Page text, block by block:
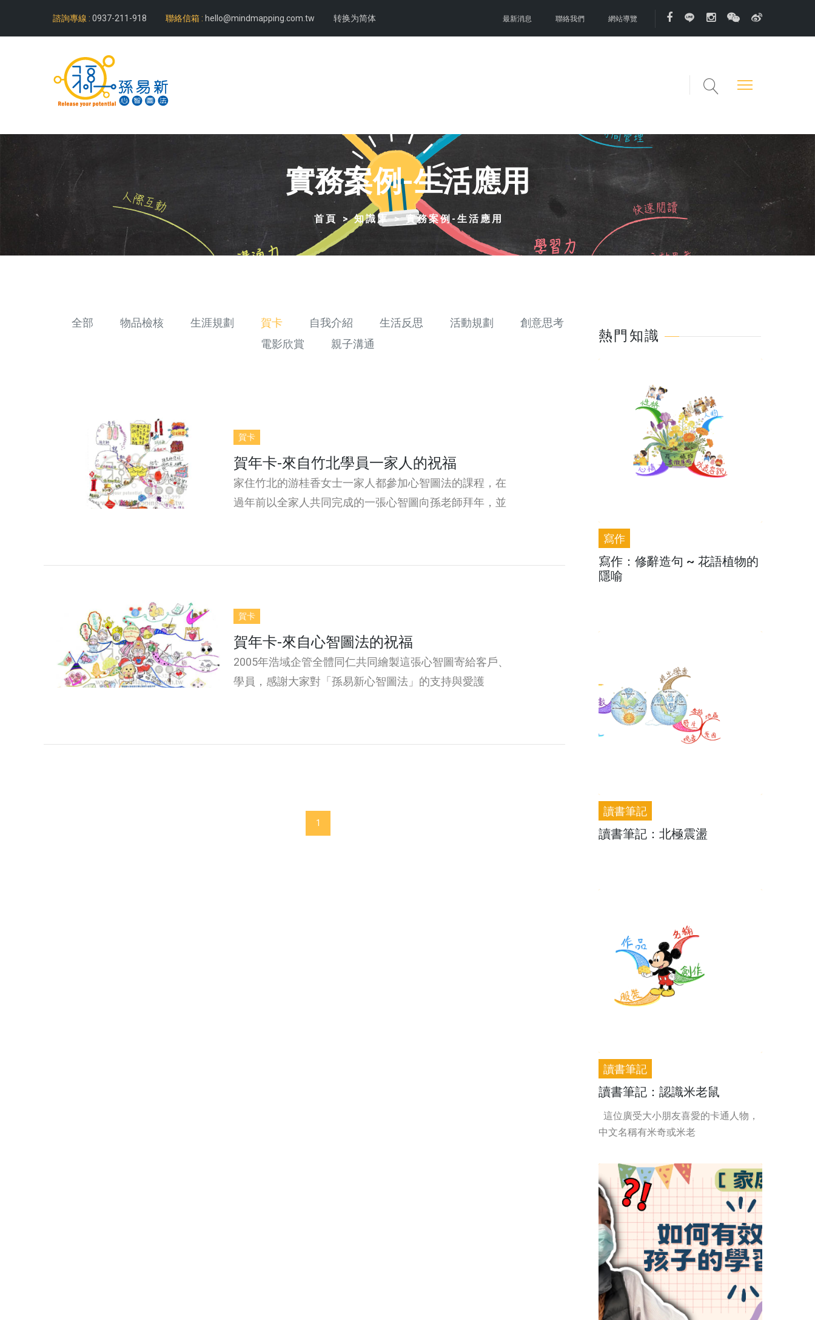
諮詢專線 : 0937-211-918 聯絡信箱 : hello@mindmapping.com.tw 转换为简体 最新消息 聯絡我們 網站導覽
實務案例-生活應用
首頁 知識庫 實務案例-生活應用
全部 物品檢核 生涯規劃 賀卡 自我介紹 生活反思 活動規劃
創意思考
電影欣賞
親子溝通
賀卡
賀年卡-來自竹北學員一家人的祝福
家住竹北的游桂香女士一家人都參加心智圖法的課程，在
過年前以全家人共同完成的一張心智圖向孫老師拜年，並
賀卡
賀年卡-來自心智圖法的祝福
2005年浩域企管全體同仁共同繪製這張心智圖寄給客戶、
學員，感謝大家對「孫易新心智圖法」的支持與愛護
1
熱門知識
寫作
寫作：修辭造句 ~ 花語植物的
隱喻
讀書筆記
讀書筆記：北極震盪
讀書筆記
讀書筆記：認識米老鼠
這位廣受大小朋友喜愛的卡通人物，
中文名稱有米奇或米老